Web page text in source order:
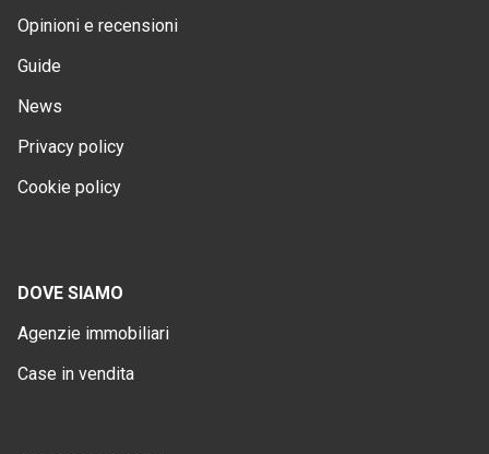
Opinioni e recensioni
Guide
News
Privacy policy
Cookie policy
DOVE SIAMO
Agenzie immobiliari
Case in vendita